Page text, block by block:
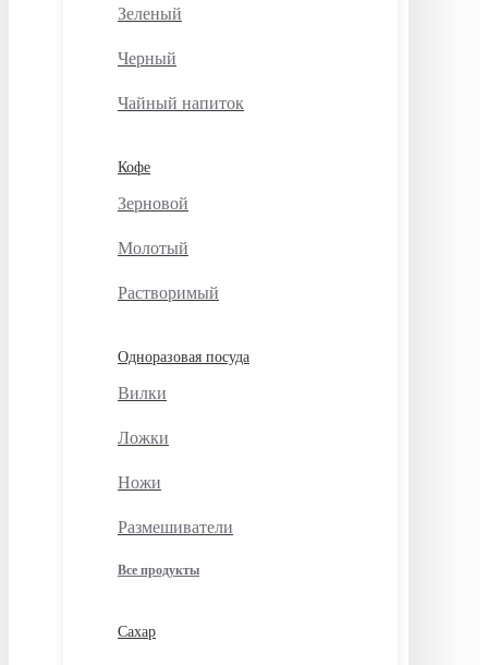
Зеленый
Черный
Чайный напиток
Кофе
Зерновой
Молотый
Растворимый
Одноразовая посуда
Вилки
Ложки
Ножи
Размешиватели
Все продукты
Сахар